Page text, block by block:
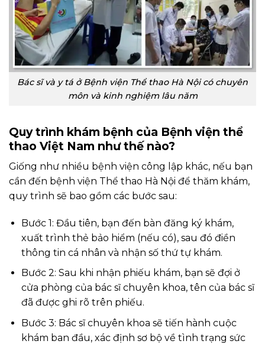
Bác sĩ và y tá ở Bệnh viện Thể thao Hà Nội có chuyên
môn và kinh nghiệm lâu năm
Quy trình khám bệnh của Bệnh viện thể
thao Việt Nam như thế nào?
Giống như nhiều bệnh viện công lập khác, nếu bạn
cần đến bệnh viện Thể thao Hà Nội để thăm khám,
quy trình sẽ bao gồm các bước sau:
Bước 1: Đầu tiên, bạn đến bàn đăng ký khám,
xuất trình thẻ bảo hiểm (nếu có), sau đó điền
thông tin cá nhân và nhận số thứ tự khám.
Bước 2: Sau khi nhận phiếu khám, bạn sẽ đợi ở
cửa phòng của bác sĩ chuyên khoa, tên của bác sĩ
đã được ghi rõ trên phiếu.
Bước 3: Bác sĩ chuyên khoa sẽ tiến hành cuộc
khám ban đầu, xác định sơ bộ về tình trạng sức